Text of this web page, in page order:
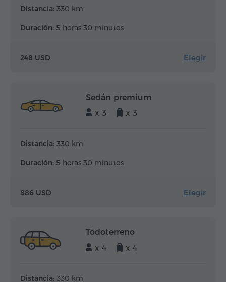
Distancia: 330 km
Duración: 5 horas 30 minutos
248 USD Elegir
Sedán premium
x 3
x 3
Distancia: 330 km
Duración: 5 horas 30 minutos
886 USD Elegir
Todoterreno
x 4
x 4
Distancia: 330 km